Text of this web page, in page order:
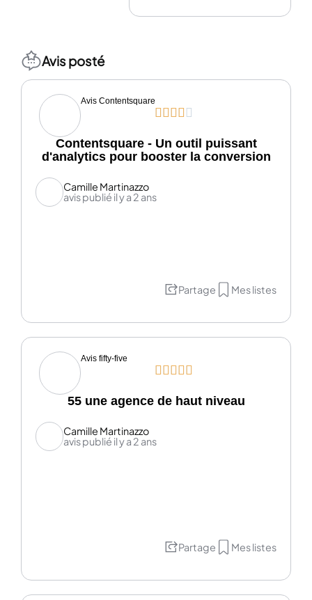
Avis posté
Avis Contentsquare
    
Contentsquare - Un outil puissant
d'analytics pour booster la conversion
Camille Martinazzo
avis publié il y a 2 ans
Partage Mes listes
Avis fifty-five
    
55 une agence de haut niveau
Camille Martinazzo
avis publié il y a 2 ans
Partage Mes listes